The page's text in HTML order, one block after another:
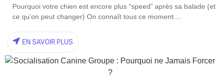
Pourquoi votre chien est encore plus “speed” après sa balade (et
ce qu’on peut changer) On connaît tous ce moment....
EN SAVOIR PLUS